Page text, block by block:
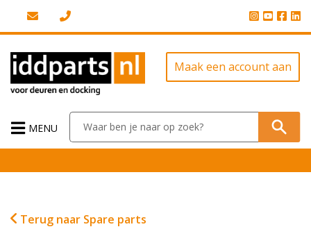
Maak een account aan
MENU
Terug naar Spare parts